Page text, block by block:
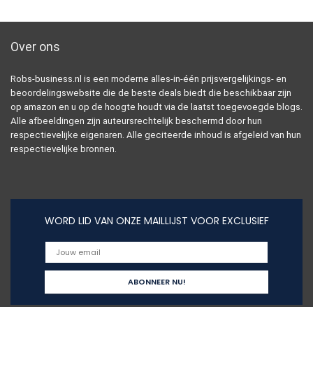
Over ons
Robs-business.nl is een moderne alles-in-één prijsvergelijkings- en
beoordelingswebsite die de beste deals biedt die beschikbaar zijn
op amazon en u op de hoogte houdt via de laatst toegevoegde blogs.
Alle afbeeldingen zijn auteursrechtelijk beschermd door hun
respectievelijke eigenaren. Alle geciteerde inhoud is afgeleid van hun
respectievelijke bronnen.
WORD LID VAN ONZE MAILLIJST VOOR EXCLUSIEF